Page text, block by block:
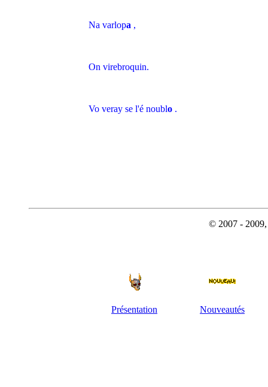
Na varlopa ,
On virebroquin.
Vo veray se l'é noublo .
© 2007 - 2009,
Présentation Nouveautés